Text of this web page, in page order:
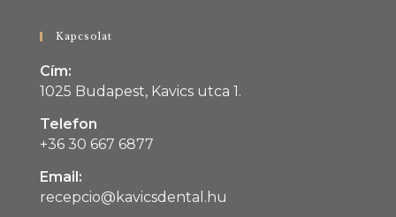
Kapcsolat
Cím:
1025 Budapest, Kavics utca 1.
Telefon
+36 30 667 6877
Email:
recepcio@kavicsdental.hu